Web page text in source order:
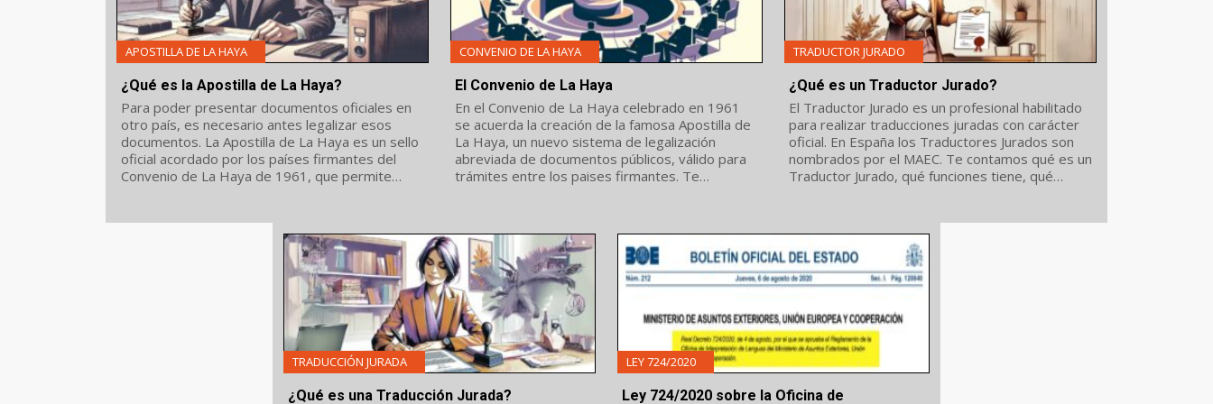
APOSTILLA DE LA HAYA
¿Qué es la Apostilla de La Haya?
Para poder presentar documentos oficiales en
otro país, es necesario antes legalizar esos
documentos. La Apostilla de La Haya es un sello
oficial acordado por los países firmantes del
Convenio de La Haya de 1961, que permite
CONVENIO DE LA HAYA
El Convenio de La Haya
En el Convenio de La Haya celebrado en 1961
se acuerda la creación de la famosa Apostilla de
La Haya, un nuevo sistema de legalización
abreviada de documentos públicos, válido para
trámites entre los paises firmantes. Te
TRADUCTOR JURADO
¿Qué es un Traductor Jurado?
El Traductor Jurado es un profesional habilitado
para realizar traducciones juradas con carácter
oficial. En España los Traductores Jurados son
nombrados por el MAEC. Te contamos qué es un
Traductor Jurado, qué funciones tiene, qué
TRADUCCIÓN JURADA
¿Qué es una Traducción Jurada?
LEY 724/2020
Ley 724/2020 sobre la Oficina de